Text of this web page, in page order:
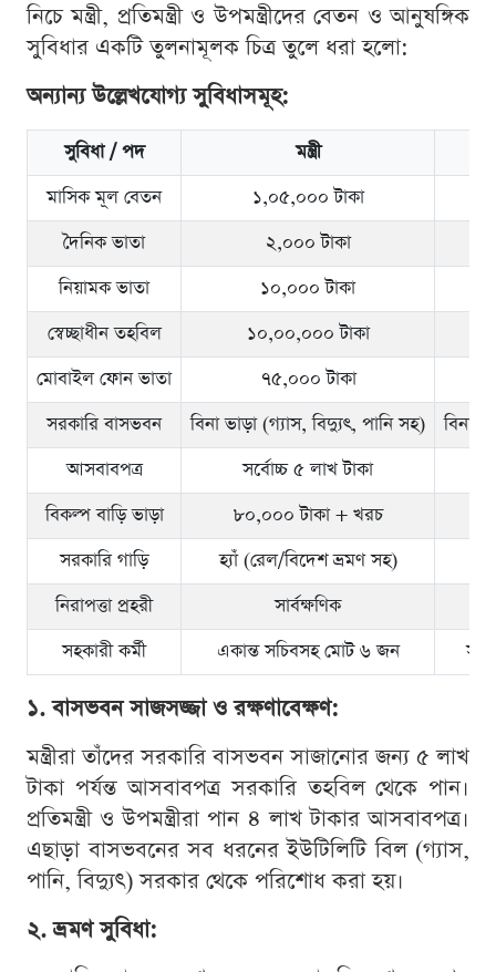
নিচে মন্ত্রী, প্রতিমন্ত্রী ও উপমন্ত্রীদের বেতন ও আনুষঙ্গিক
সুবিধার একটি তুলনামূলক চিত্র তুলে ধরা হলো:
অন্যান্য উল্লেখযোগ্য সুবিধাসমূহ:
সুবিধা / পদ
মন্ত্রী
মাসিক মূল বেতন
১,০৫,০০০ টাকা
দৈনিক ভাতা
২,০০০ টাকা
নিয়ামক ভাতা
১০,০০০ টাকা
স্বেচ্ছাধীন তহবিল
১০,০০,০০০ টাকা
মোবাইল ফোন ভাতা
৭৫,০০০ টাকা
সরকারি বাসভবন
বিনা ভাড়া (গ্যাস, বিদ্যুৎ, পানি সহ)
বিনা
আসবাবপত্র
সর্বোচ্চ ৫ লাখ টাকা
বিকল্প বাড়ি ভাড়া
৮০,০০০ টাকা + খরচ
সরকারি গাড়ি
হ্যাঁ (রেল/বিদেশ ভ্রমণ সহ)
নিরাপত্তা প্রহরী
সার্বক্ষণিক
সহকারী কর্মী
একান্ত সচিবসহ মোট ৬ জন
১. বাসভবন সাজসজ্জা ও রক্ষণাবেক্ষণ:
মন্ত্রীরা তাঁদের সরকারি বাসভবন সাজানোর জন্য ৫ লাখ
টাকা পর্যন্ত আসবাবপত্র সরকারি তহবিল থেকে পান।
প্রতিমন্ত্রী ও উপমন্ত্রীরা পান ৪ লাখ টাকার আসবাবপত্র।
এছাড়া বাসভবনের সব ধরনের ইউটিলিটি বিল (গ্যাস,
পানি, বিদ্যুৎ) সরকার থেকে পরিশোধ করা হয়।
২. ভ্রমণ সুবিধা: